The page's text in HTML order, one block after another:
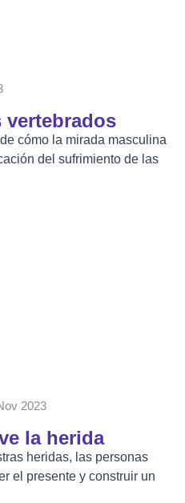
cómo la mirada masculina
del sufrimiento de las
2023
la herida
heridas, las personas
el presente y construir un